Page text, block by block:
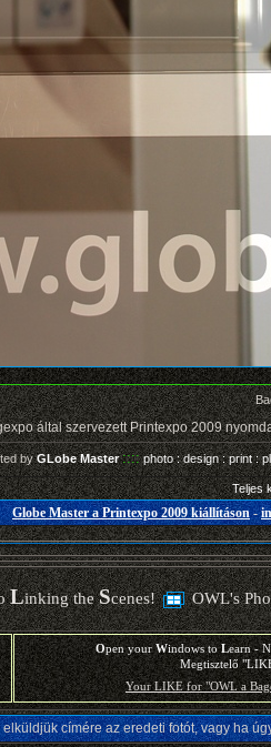
által szervezett Printexpo 2009
byGLobe Master :::: photo : design : print :
Teljes
Globe Master a Printexpo 2009 kiállításon -